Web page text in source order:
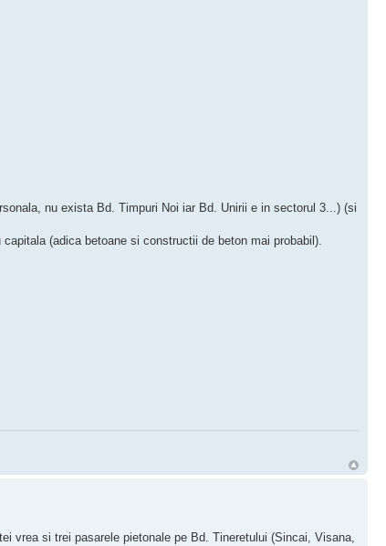
nu exista Bd. Timpuri Noi iar Bd. Unirii e in sectorul 3...) (si
(adica betoane si constructii de beton mai probabil).
vrea si trei pasarele pietonale pe Bd. Tineretului (Sincai, Visana,